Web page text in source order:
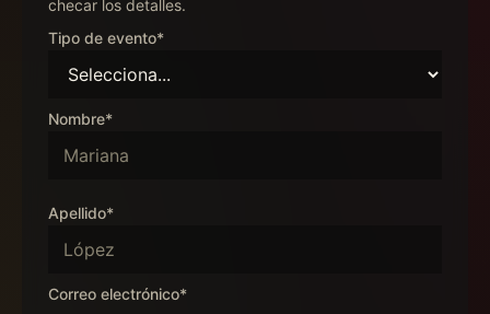
checar los detalles.
Tipo de evento*
Nombre*
Apellido*
Correo electrónico*